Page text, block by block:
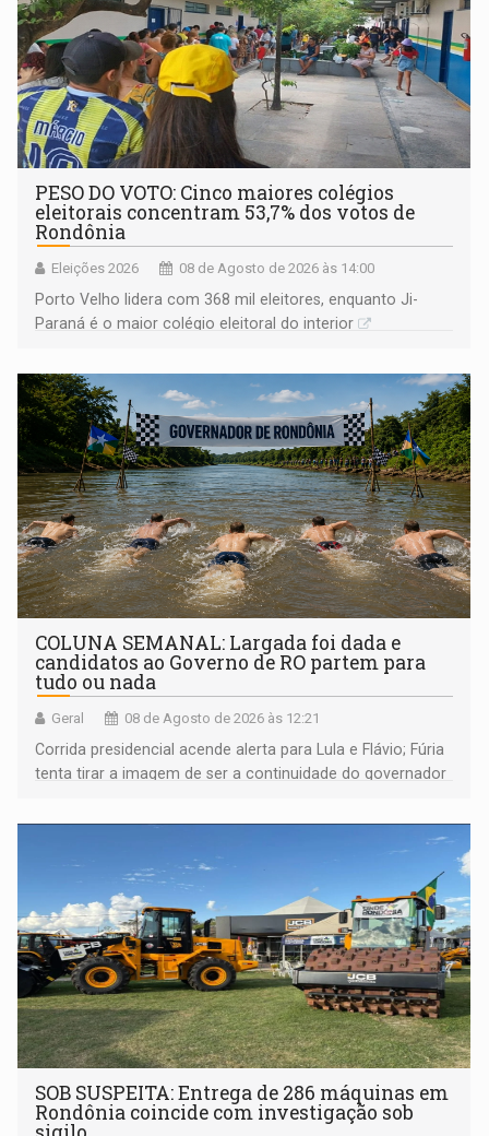
PESO DO VOTO: Cinco maiores colégios
eleitorais concentram 53,7% dos votos de
Rondônia
Eleições 2026 08 de Agosto de 2026 às 14:00
Porto Velho lidera com 368 mil eleitores, enquanto Ji-
Paraná é o maior colégio eleitoral do interior
COLUNA SEMANAL: Largada foi dada e
candidatos ao Governo de RO partem para
tudo ou nada
Geral 08 de Agosto de 2026 às 12:21
Corrida presidencial acende alerta para Lula e Flávio; Fúria
tenta tirar a imagem de ser a continuidade do governador
não ter entrado no modo eleição; ABAV faz evento em
SOB SUSPEITA: Entrega de 286 máquinas em
Rondônia coincide com investigação sob